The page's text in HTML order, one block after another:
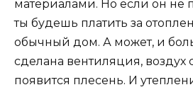
материалами. Но если он не
ты будешь платить за
обычный дом. А может, и
сделана вентиляция, воздух
появится плесень. И